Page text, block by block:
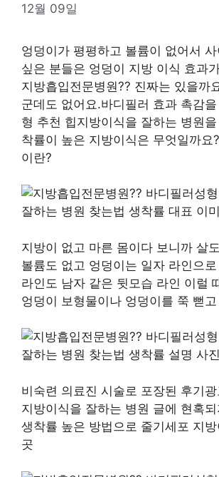
12월 09일
엉덩이가 평평하고 볼륨이 없어서
싶은 분들은 엉덩이 지방 이식 효과
지방흡입전문병원?? 진짜는 있을까
군데도 없어요.바디필러 효과 촉감
형 추천 힙지방이식을 잘하는 병원
착률이 높은 지방이식은 무엇일까요
이란?
지방이 없고 마른 몸이다 보니까 살
볼륨도 없고 엉덩이는 일자 라인으
라인도 남자 같은 뒷모습 라인 이럴
엉덩이 보형물이나 엉덩이를 쭉 뻗
비숙련 의료진 시술로 포장된 후기
지방이식을 잘하는 병원 글에 현혹
생착률 높은 방법으로 줄기세포 지
곳